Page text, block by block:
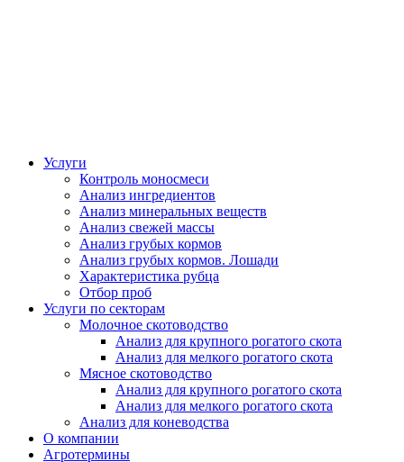
Услуги
Контроль моносмеси
Анализ ингредиентов
Анализ минеральных веществ
Анализ свежей массы
Анализ грубых кормов
Анализ грубых кормов. Лошади
Характеристика рубца
Отбор проб
Услуги по секторам
Молочное скотоводство
Анализ для крупного рогатого скота
Анализ для мелкого рогатого скота
Мясное скотоводство
Анализ для крупного рогатого скота
Анализ для мелкого рогатого скота
Анализ для коневодства
О компании
Агротермины